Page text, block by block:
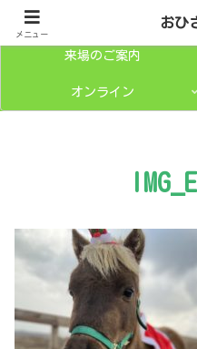
来場のご案内
オンライン
メニュー
おひ